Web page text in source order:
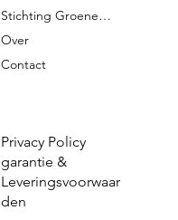
Privacy Policy
garantie &
Leveringsvoorwaar
den
Stichting Groene Graven
Over
Contact